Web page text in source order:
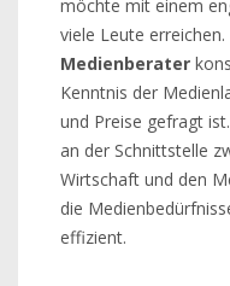
möchte mit einem
viele Leute
Medienberater
Kenntnis der
und Preise gefragt
an der Schnittstelle
Wirtschaft und den
die
effizient.